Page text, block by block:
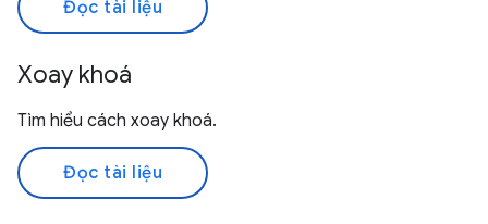
Đọc tài liệu
Xoay khoá
Tìm hiểu cách xoay khoá.
Đọc tài liệu